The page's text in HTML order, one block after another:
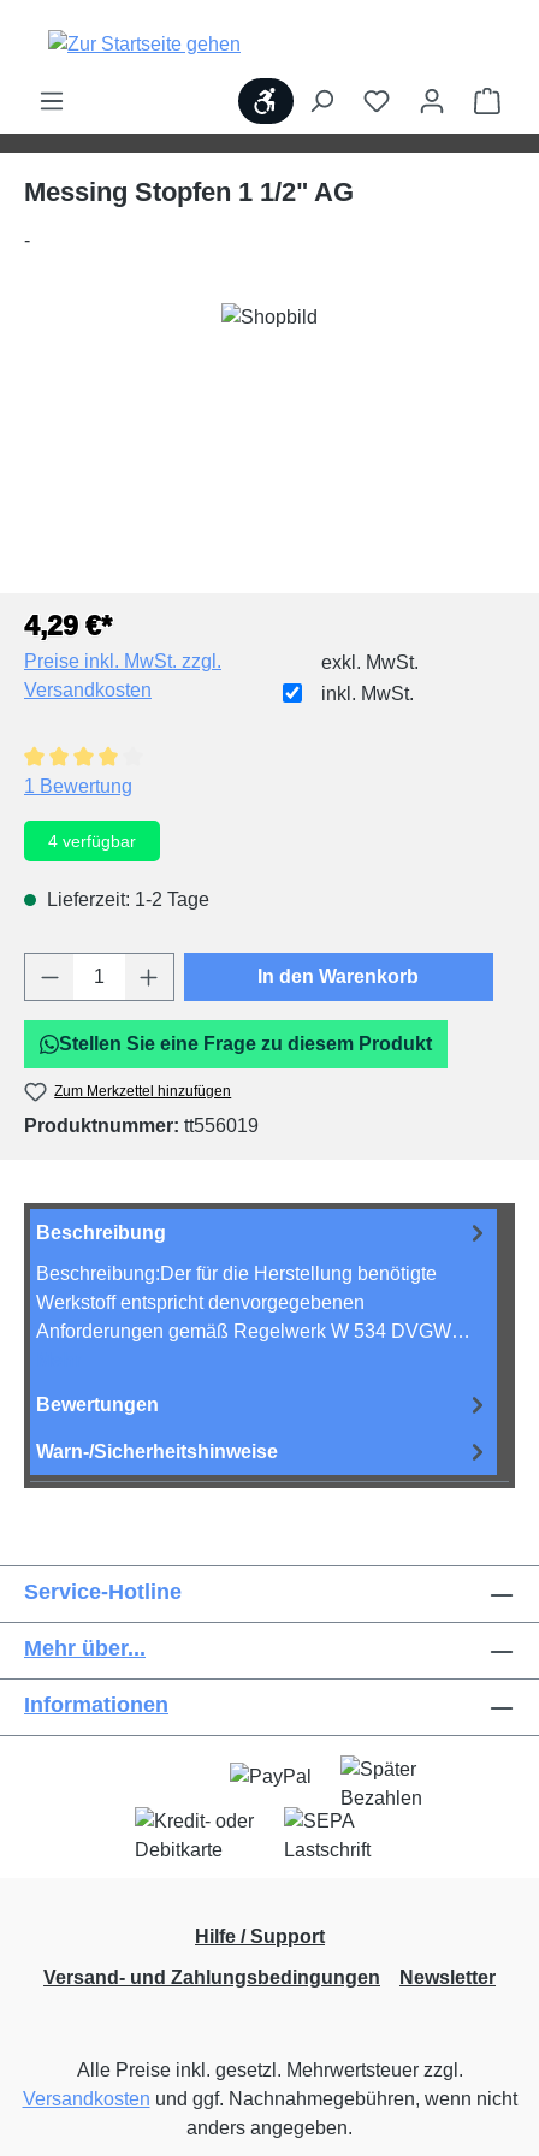
springen
Werkzeugleiste anzeigen
Messing Stopfen 1 1/2" AG
-
Bildergalerie überspringen
4,29 €*
Preise inkl. MwSt. zzgl.
Versandkosten
exkl. MwSt.
inkl. MwSt.
Durchschnittliche Bewertung von 4 von 5 Sternen
1 Bewertung
4 verfügbar
Lieferzeit: 1-2 Tage
Produkt Anzahl: Gib den gewünschten
In den Warenkorb
Stellen Sie eine Frage zu diesem Produkt
Zum Merkzettel hinzufügen
Produktnummer: tt556019
Beschreibung
Beschreibung:Der für die Herstellung benötigte
Werkstoff entspricht denvorgegebenen
Anforderungen gemäß Regelwerk W 534 DVGW…
Bewertungen
Warn-/Sicherheitshinweise
Service-Hotline
Mehr über...
Informationen
Hilfe / Support
Versand- und Zahlungsbedingungen
Newsletter
Alle Preise inkl. gesetzl. Mehrwertsteuer zzgl.
Versandkosten und ggf. Nachnahmegebühren, wenn nicht
anders angegeben.